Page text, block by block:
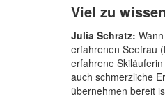
Viel zu
Julia Schratz:
erfahrenen Seefrau
erfahrene
auch schmerzliche
übernehmen bereit